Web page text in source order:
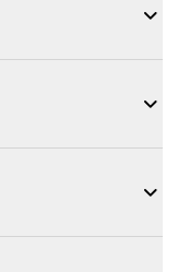


